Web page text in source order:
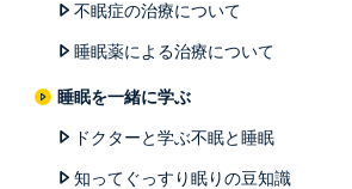
不眠症の治療について
睡眠薬による治療について
睡眠を一緒に学ぶ
ドクターと学ぶ不眠と睡眠
知ってぐっすり眠りの豆知識